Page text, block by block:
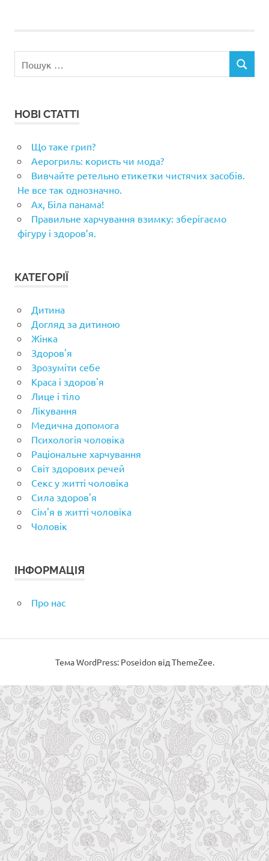
ПОШУК
НОВІ СТАТТІ
Що таке грип?
Аерогриль: користь чи мода?
Вивчайте ретельно етикетки чистячих засобів.
Не все так однозначно.
Ах, Біла панама!
Правильне харчування взимку: зберігаємо
фігуру і здоров’я.
КАТЕГОРІЇ
Дитина
Догляд за дитиною
Жінка
Здоров'я
Зрозуміти себе
Краса і здоров'я
Лице і тіло
Лікування
Медична допомога
Психологія чоловіка
Раціональне харчування
Світ здорових речей
Секс у житті чоловіка
Сила здоров'я
Сім'я в житті чоловіка
Чоловік
ІНФОРМАЦІЯ
Про нас
Тема WordPress: Poseidon від ThemeZee.